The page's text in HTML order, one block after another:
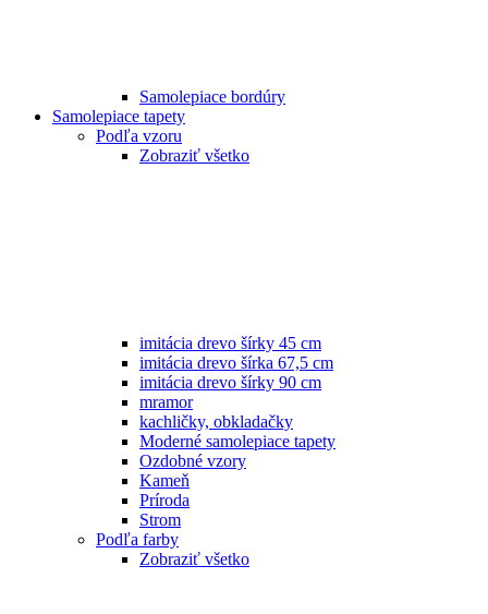
Samolepiace bordúry
Samolepiace tapety
Podľa vzoru
Zobraziť všetko
imitácia drevo šírky 45 cm
imitácia drevo šírka 67,5 cm
imitácia drevo šírky 90 cm
mramor
kachličky, obkladačky
Moderné samolepiace tapety
Ozdobné vzory
Kameň
Príroda
Strom
Podľa farby
Zobraziť všetko